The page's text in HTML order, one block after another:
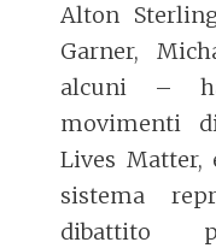
Alton
Garner,
alcuni –
movimenti
Lives
sistema
dibattito